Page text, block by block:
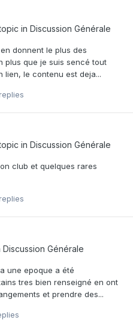
in Discussion Générale
donnent le plus des
plus que je suis sencé tout
lien, le contenu est deja...
in Discussion Générale
club et quelques rares
Discussion Générale
une epoque a été
tres bien renseigné en ont
et prendre des...